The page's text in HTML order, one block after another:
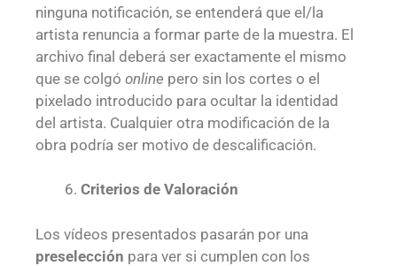
ninguna notificación, se entenderá que el/la
artista renuncia a formar parte de la muestra. El
archivo final deberá ser exactamente el mismo
que se colgó online pero sin los cortes o el
pixelado introducido para ocultar la identidad
del artista. Cualquier otra modificación de la
obra podría ser motivo de descalificación.
Criterios de Valoración
Los vídeos presentados pasarán por una
preselección para ver si cumplen con los